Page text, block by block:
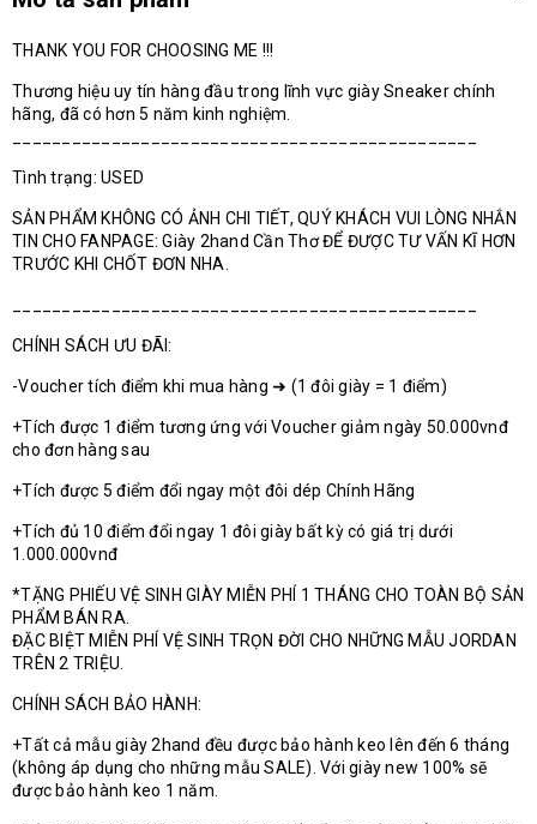
THANK YOU FOR CHOOSING ME !!!
Thương hiệu uy tín hàng đầu trong lĩnh vực giày Sneaker chính
hãng, đã có hơn 5 năm kinh nghiệm.
Tình trạng: USED
SẢN PHẨM KHÔNG CÓ ẢNH CHI TIẾT, QUÝ KHÁCH VUI LÒNG NHẮN
TIN CHO FANPAGE: Giày 2hand Cần Thơ ĐỂ ĐƯỢC TƯ VẤN KĨ HƠN
TRƯỚC KHI CHỐT ĐƠN NHA.
CHÍNH SÁCH ƯU ĐÃI:
-Voucher tích điểm khi mua hàng ➜ (1 đôi giày = 1 điểm)
+Tích được 1 điểm tương ứng với Voucher giảm ngày 50.000vnđ
cho đơn hàng sau
+Tích được 5 điểm đổi ngay một đôi dép Chính Hãng
+Tích đủ 10 điểm đổi ngay 1 đôi giày bất kỳ có giá trị dưới
1.000.000vnđ
*TẶNG PHIẾU VỆ SINH GIÀY MIỄN PHÍ 1 THÁNG CHO TOÀN BỘ SẢN
PHẨM BÁN RA.
ĐẶC BIỆT MIỄN PHÍ VỆ SINH TRỌN ĐỜI CHO NHỮNG MẪU JORDAN
TRÊN 2 TRIỆU.
CHÍNH SÁCH BẢO HÀNH:
+Tất cả mẫu giày 2hand đều được bảo hành keo lên đến 6 tháng
(không áp dụng cho những mẫu SALE). Với giày new 100% sẽ
được bảo hành keo 1 năm.